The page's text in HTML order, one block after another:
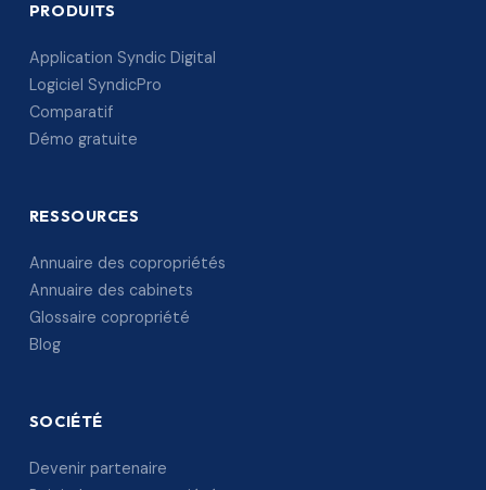
PRODUITS
Application Syndic Digital
Logiciel SyndicPro
Comparatif
Démo gratuite
RESSOURCES
Annuaire des copropriétés
Annuaire des cabinets
Glossaire copropriété
Blog
SOCIÉTÉ
Devenir partenaire